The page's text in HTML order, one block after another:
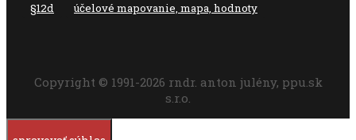
§12d
účelové mapovanie, mapa, hodnoty
Copyright © 1991-2026 rndr. anton julény, ppu.sk
s.r.o.